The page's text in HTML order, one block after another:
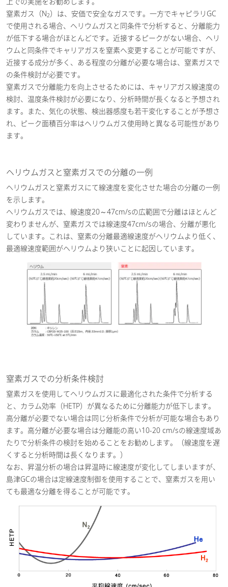
窒素ガス（N2）は、安価で安全なガスです。一方でキャピラリGC
で使用される場合、ヘリウムガスと同条件で分析すると、分離能力
が低下する場合がほとんどです。近接するピークがない場合、ヘリ
ウムと同条件でキャリアガスを窒素へ変更することが可能ですが、
近接する成分が多く、ある程度の分離が必要な場合は、窒素ガスで
の条件検討が必要です。
窒素ガスで分離能力を向上させるためには、キャリアガス線速度の
検討、温度条件検討が必要になり、分析時間が長くなると予想され
ます。また、気化の状態、検出器感度も若干変化することが予想さ
れ、ピーク面積百分率はヘリウムガス使用時と異なる可能性があり
ます。
ヘリウムガスと窒素ガスでの分離の一例
ヘリウムガスと窒素ガスにて線速度を変化させた場合の分離の一例
を示します。
ヘリウムガスでは、線速度20～47cm/sの広範囲で分離はほとんど
変わりませんが、窒素ガスでは線速度47cm/sの場合、分離が悪化
しています。これは、窒素の分離最適線速度がヘリウムより低く、
最適線速度範囲がヘリウムより狭いことに起因しています。
窒素ガスでの分析条件検討
窒素ガスを使用してヘリウムガスに最適化された条件で分析する
と、カラム効率（HETP）が異なるために分離能力が低下します。
高分離が必要でない場合は同じ分析条件で分析が可能な場合もあり
ます。高分離が必要な場合は分離能の高い10-20 cm/sの線速度域あ
たりで分析条件の検討を始めることをお勧めします。（線速度を遅
くすると分析時間は長くなります。）
なお、昇温分析の場合は昇温時に線速度が変化してしまいますが、
島津GCの場合は定線速度制御を使用することで、窒素ガスを用い
ても最適な分離を得ることが可能です。